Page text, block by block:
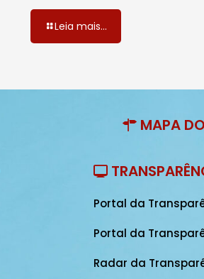
Leia mais...
MAPA
Portal da
Portal da
Radar da